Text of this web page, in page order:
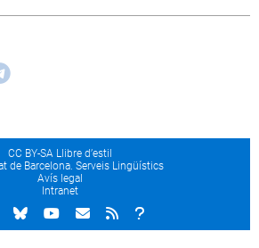
CC BY-SA Llibre d’estil
de Barcelona. Serveis Lingüístics
Avís legal
Intranet